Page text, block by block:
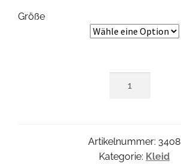
Größe
Artikelnummer: 3408
Kategorie: Kleid